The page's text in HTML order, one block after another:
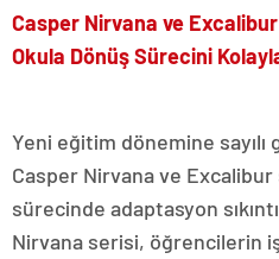
Casper Nirvana ve
Okula Dönüş Sürecini
Yeni eğitim dönemine
Casper Nirvana ve
sürecinde adaptasyon
Nirvana serisi, öğrencilerin